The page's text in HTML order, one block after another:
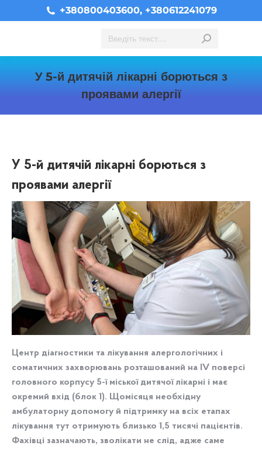
+380800403600, +380612241079
Search:
У 5-й дитячій лікарні борються з
проявами алергії
У 5-й дитячій лікарні борються з
проявами алергії
Центр діагностики та лікування алергологічних і
соматичних захворювань розташований на ІV поверсі
головного корпусу 5-ї міської дитячої лікарні і має
окремий вхід (блок 1). Щомісяця необхідну
амбулаторну допомогу й підтримку на всіх етапах
лікування тут отримують близько 1,5 тисячі пацієнтів.
Фахівці зазначають, зволікати не слід, адже саме